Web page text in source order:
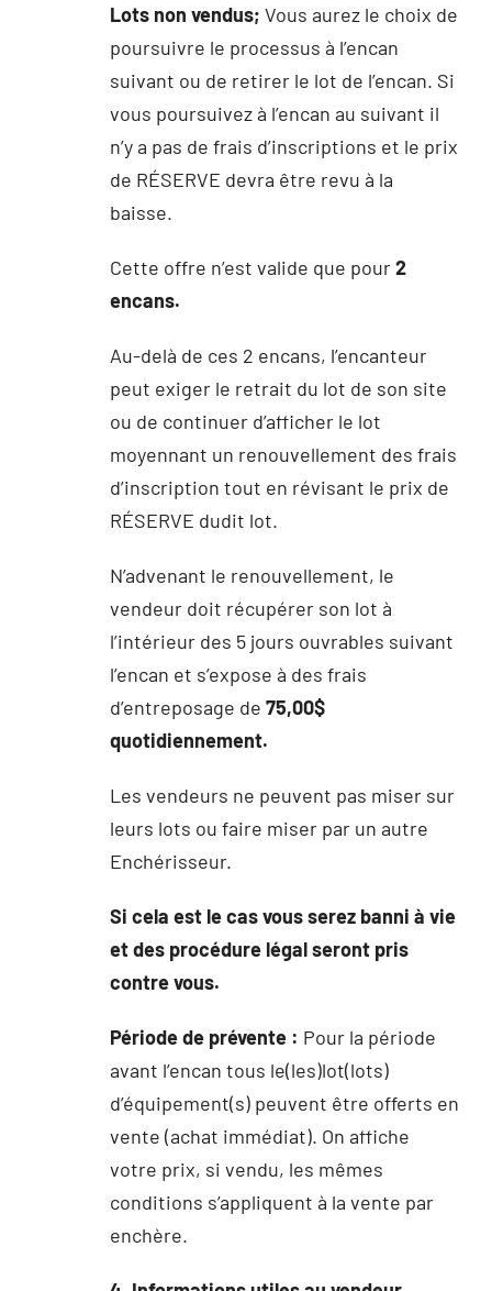
Lots non vendus; Vous aurez le choix de
poursuivre le processus à l’encan
suivant ou de retirer le lot de l’encan. Si
vous poursuivez à l’encan au suivant il
n’y a pas de frais d’inscriptions et le prix
de RÉSERVE devra être revu à la
baisse.
Cette offre n’est valide que pour2
encans.
Au-delà de ces 2 encans, l’encanteur
peut exiger le retrait du lot de son site
ou de continuer d’afficher le lot
moyennant un renouvellement des frais
d’inscription tout en révisant le prix de
RÉSERVE dudit lot.
N’advenant le renouvellement, le
vendeur doit récupérer son lot à
l’intérieur des 5 jours ouvrables suivant
l’encan et s’expose à des frais
d’entreposage de 75,00$
quotidiennement.
Les vendeurs ne peuvent pas miser sur
leurs lots ou faire miser par un autre
Enchérisseur.
Si cela est le cas vous serez banni à vie
et des procédure légal seront pris
contre vous.
Période de prévente : Pour la période
avant l’encan tous le(les)lot(lots)
d’équipement(s) peuvent être offerts en
vente (achat immédiat). On affiche
votre prix, si vendu, les mêmes
conditions s’appliquent à la vente par
enchère.